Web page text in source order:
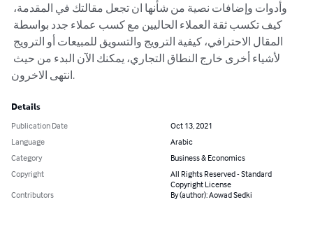
وأدوات وإضافات نصية من شأنها ان تجعل مقالتك في المقدمة،
كيف تكسب ثقة العملاء الحاليين مع كسب عملاء جدد بواسطة
المقال الاحترافي، كيفية الترويج والتسويق للمبيعات أو الترويج
لأشياء أخرى خارج النطاق التجاري، يمكنك الآن البدء من حيث
انتهى الاخرون.
Details
Publication Date
Oct 13, 2021
Language
Arabic
Category
Business & Economics
Copyright
All Rights Reserved - Standard
Copyright License
Contributors
By (author): Aowad Sedki